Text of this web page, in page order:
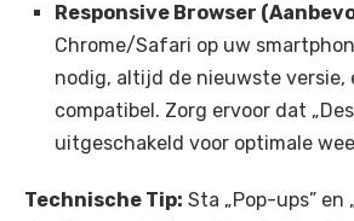
Responsive Browser
Chrome/Safari op uw
nodig, altijd de nieuwste versie,
compatibel. Zorg ervoor dat
uitgeschakeld voor optimale
Technische Tip: Sta „Pop-ups” en